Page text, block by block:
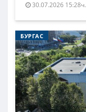
30.07.2026 15:28ч.
БУРГАС